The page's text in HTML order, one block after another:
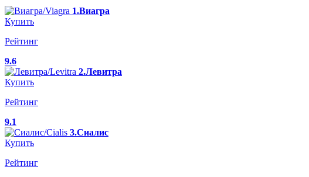
1.Виагра
Купить
Рейтинг
9.6
2.Левитра
Купить
Рейтинг
9.1
3.Сиалис
Купить
Рейтинг